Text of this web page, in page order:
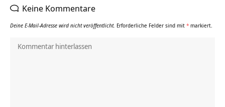
Keine Kommentare
Deine E-Mail-Adresse wird nicht veröffentlicht. Erforderliche Felder sind mit * markiert.